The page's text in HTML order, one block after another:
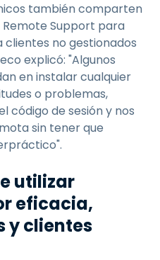
también comparten
Support para
no gestionados
explicó: "Algunos
en instalar cualquier
o problemas,
código de sesión y nos
sin tener que
utilizar
eficacia,
y clientes